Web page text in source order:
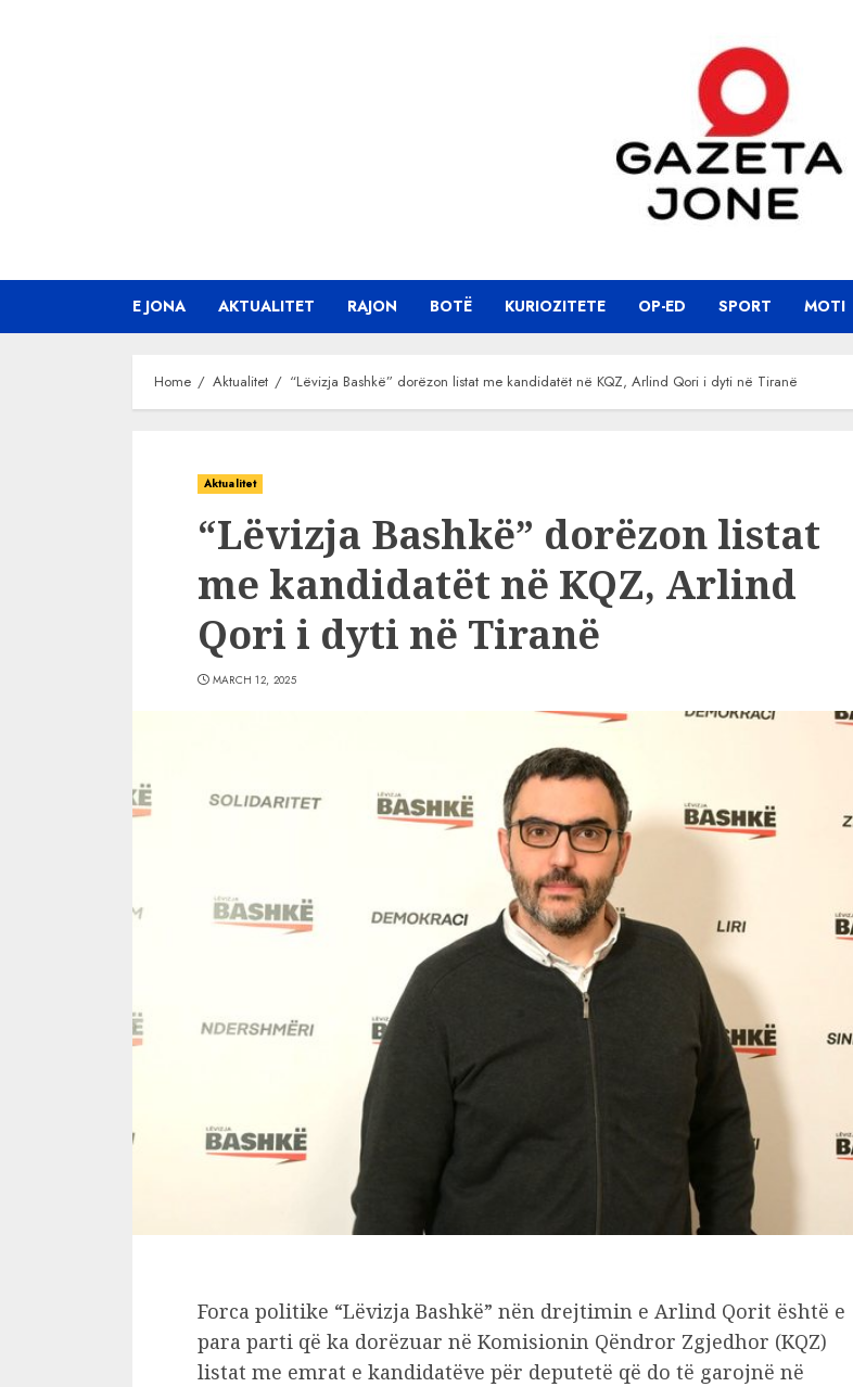
E JONA AKTUALITET RAJON BOTË KURIOZITETE OP-ED SPORT MOTI
Home Aktualitet “Lëvizja Bashkë” dorëzon listat me kandidatët në KQZ, Arlind Qori i dyti në Tiranë
Aktualitet
“Lëvizja Bashkë” dorëzon listat
me kandidatët në KQZ, Arlind
Qori i dyti në Tiranë
MARCH 12, 2025
Forca politike “Lëvizja Bashkë” nën drejtimin e Arlind Qorit është e
para parti që ka dorëzuar në Komisionin Qëndror Zgjedhor (KQZ)
listat me emrat e kandidatëve për deputetë që do të garojnë në